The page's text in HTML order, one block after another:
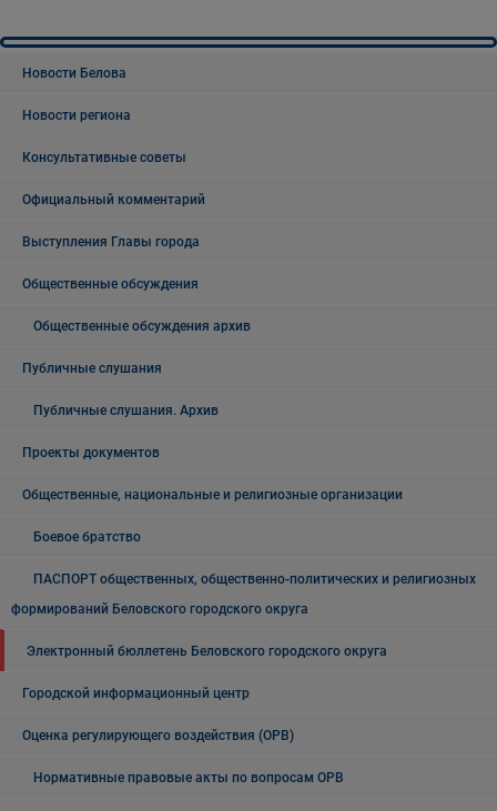
Новости Белова
Новости региона
Консультативные советы
Официальный комментарий
Выступления Главы города
Общественные обсуждения
Общественные обсуждения архив
Публичные слушания
Публичные слушания. Архив
Проекты документов
Общественные, национальные и религиозные организации
Боевое братство
ПАСПОРТ общественных, общественно-политических и религиозных
формирований Беловского городского округа
Электронный бюллетень Беловского городского округа
Городской информационный центр
Оценка регулирующего воздействия (ОРВ)
Нормативные правовые акты по вопросам ОРВ